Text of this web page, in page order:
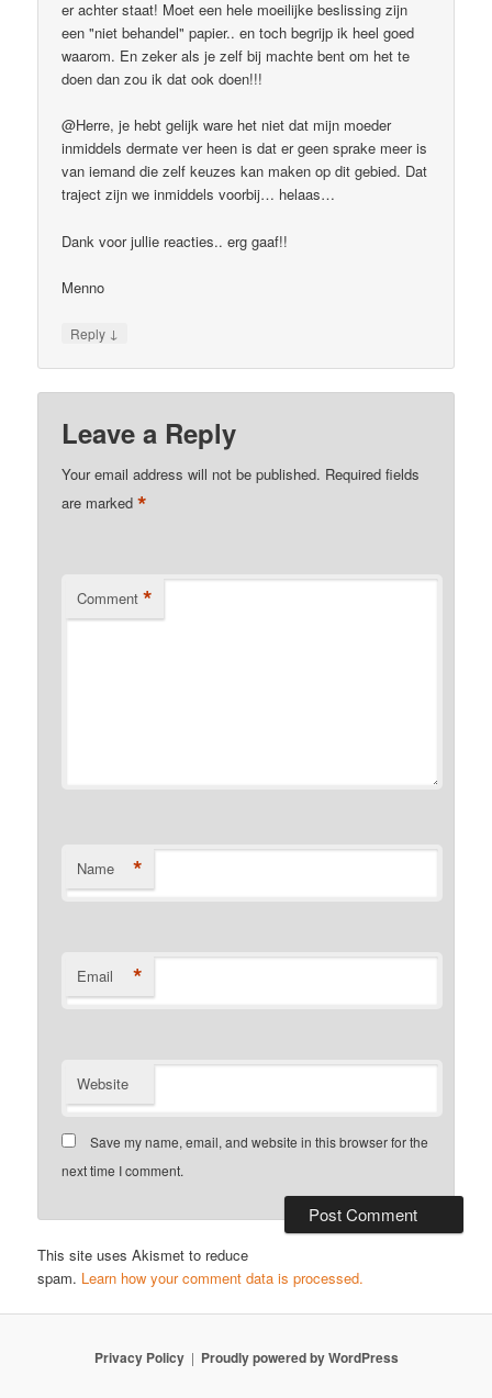
er achter staat! Moet een hele moeilijke beslissing zijn
een "niet behandel" papier.. en toch begrijp ik heel goed
waarom. En zeker als je zelf bij machte bent om het te
doen dan zou ik dat ook doen!!!
@Herre, je hebt gelijk ware het niet dat mijn moeder
inmiddels dermate ver heen is dat er geen sprake meer is
van iemand die zelf keuzes kan maken op dit gebied. Dat
traject zijn we inmiddels voorbij… helaas…
Dank voor jullie reacties.. erg gaaf!!
Menno
Reply ↓
Leave a Reply
Your email address will not be published. Required fields
are marked*
Comment *
Name *
Email *
Website
Save my name, email, and website in this browser for the
next time I comment.
This site uses Akismet to reduce
spam. Learn how your comment data is processed.
Privacy Policy Proudly powered by WordPress